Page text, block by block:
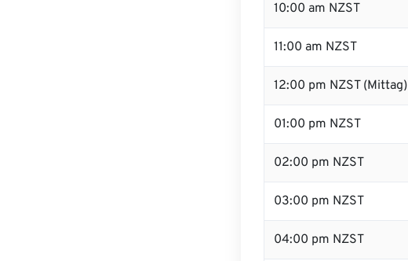
10:00 am NZST
11:00 am NZST
12:00 pm NZST (Mittag)
01:00 pm NZST
02:00 pm NZST
03:00 pm NZST
04:00 pm NZST